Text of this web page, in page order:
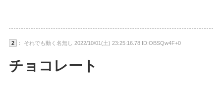
2 ： それでも動く名無し 2022/10/01(土) 23:25:16.78 ID:OBSQw4F+0
チョコレート